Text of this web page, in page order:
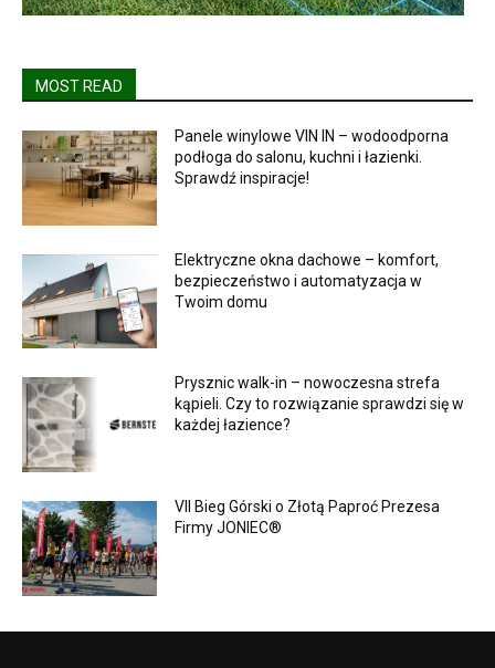
MOST READ
Panele winylowe VIN IN – wodoodporna
podłoga do salonu, kuchni i łazienki.
Sprawdź inspiracje!
Elektryczne okna dachowe – komfort,
bezpieczeństwo i automatyzacja w
Twoim domu
Prysznic walk-in – nowoczesna strefa
kąpieli. Czy to rozwiązanie sprawdzi się w
każdej łazience?
VII Bieg Górski o Złotą Paproć Prezesa
Firmy JONIEC®